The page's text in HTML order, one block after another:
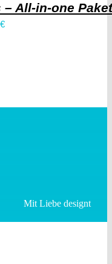
All-in-one Paket
€
Mit Liebe designt